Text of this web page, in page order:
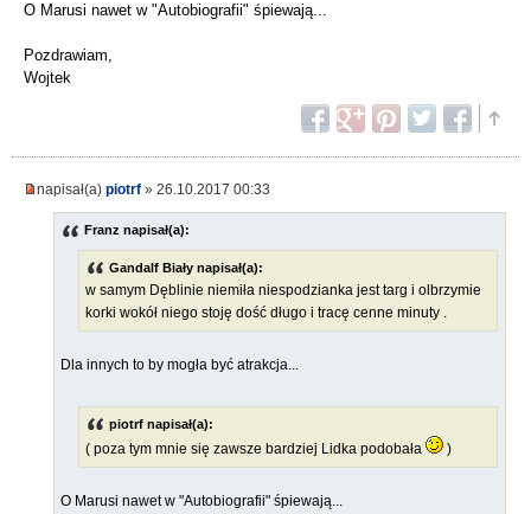
O Marusi nawet w "Autobiografii" śpiewają...
Pozdrawiam,
Wojtek
napisał(a) piotrf » 26.10.2017 00:33
Franz napisał(a):
Gandalf Biały napisał(a):
w samym Dęblinie niemiła niespodzianka jest targ i olbrzymie
korki wokół niego stoję dość długo i tracę cenne minuty .
Dla innych to by mogła być atrakcja...
piotrf napisał(a):
( poza tym mnie się zawsze bardziej Lidka podobała )
O Marusi nawet w "Autobiografii" śpiewają...